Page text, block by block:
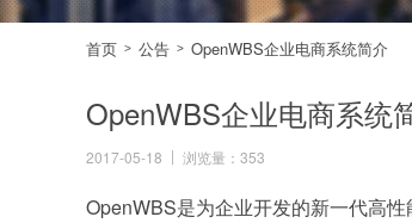
首页 > 公告 > OpenWBS企业电商系统简介
OpenWBS企业电商系统
2017-05-18 浏览量：353
OpenWBS是为企业开发的新一代高